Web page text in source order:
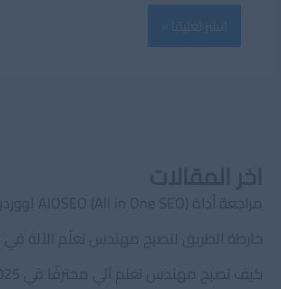
مراجعة أداة AIOSEO (All in One SEO) لووردبريس
خارطة الطريق لتصبح مهندس تعلّم الآلة في 12 شهرًا
كيف تصبح مهندس تعلم آلي محترفًا في 2025؟